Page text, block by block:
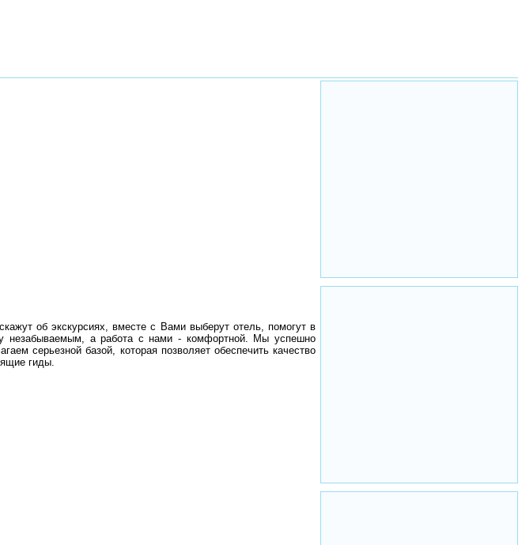
об экскурсиях, вместе с Вами выберут отель, помогут в
незабываемым, а работа с нами - комфортной. Мы успешно
серьезной базой, которая позволяет обеспечить качество
гиды.